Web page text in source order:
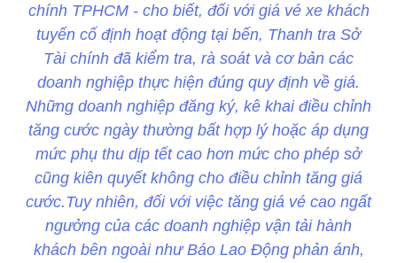
chính TPHCM - cho biết, đối với giá vé xe khách
tuyến cố định hoạt động tại bến, Thanh tra Sở
Tài chính đã kiểm tra, rà soát và cơ bản các
doanh nghiệp thực hiện đúng quy định về giá.
Những doanh nghiệp đăng ký, kê khai điều chỉnh
tăng cước ngày thường bất hợp lý hoặc áp dụng
mức phụ thu dịp tết cao hơn mức cho phép sở
cũng kiên quyết không cho điều chỉnh tăng giá
cước.Tuy nhiên, đối với việc tăng giá vé cao ngất
ngưởng của các doanh nghiệp vận tải hành
khách bên ngoài như Báo Lao Động phản ánh,